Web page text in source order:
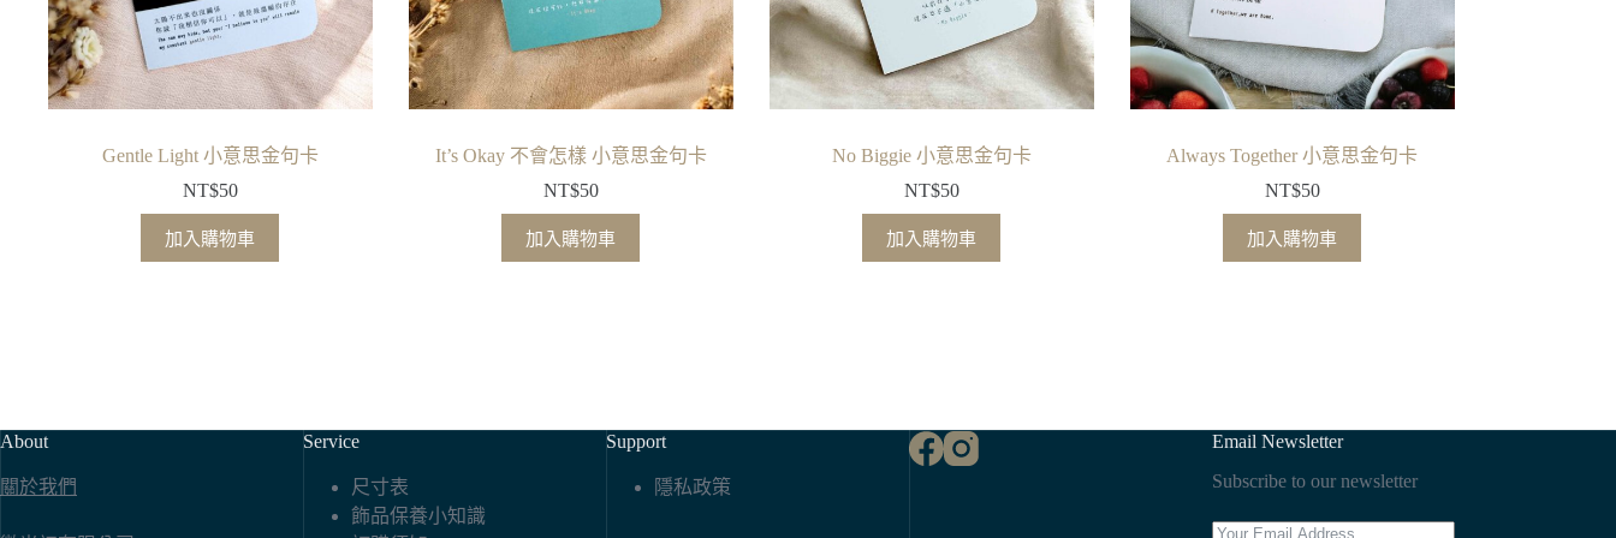
Gentle Light 小意思金句卡
NT$50
加入購物車
It’s Okay 不會怎樣 小意思金句卡
NT$50
加入購物車
No Biggie 小意思金句卡
NT$50
加入購物車
Always Together 小意思金句卡
NT$50
加入購物車
About
關於我們
Service
尺寸表
飾品保養小知識
Support
隱私政策
Email Newsletter
Subscribe to our newsletter